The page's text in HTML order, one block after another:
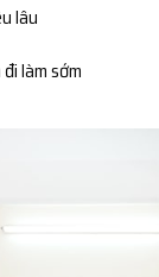
lâu
làm sớm